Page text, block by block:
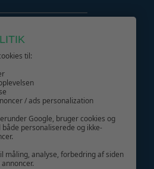
ET GAVEKORT!
til:
/ ads personalization
Google, bruger cookies og
personaliserede og ikke-
måling, analyse, forbedring af siden